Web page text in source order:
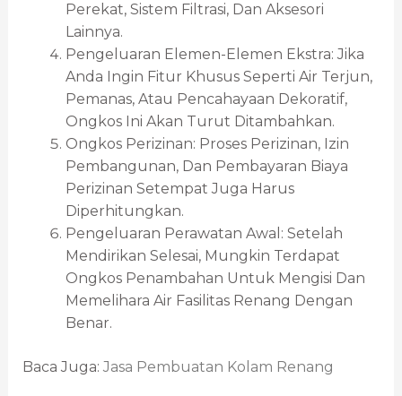
Perekat, Sistem Filtrasi, Dan Aksesori
Lainnya.
Pengeluaran Elemen-Elemen Ekstra: Jika
Anda Ingin Fitur Khusus Seperti Air Terjun,
Pemanas, Atau Pencahayaan Dekoratif,
Ongkos Ini Akan Turut Ditambahkan.
Ongkos Perizinan: Proses Perizinan, Izin
Pembangunan, Dan Pembayaran Biaya
Perizinan Setempat Juga Harus
Diperhitungkan.
Pengeluaran Perawatan Awal: Setelah
Mendirikan Selesai, Mungkin Terdapat
Ongkos Penambahan Untuk Mengisi Dan
Memelihara Air Fasilitas Renang Dengan
Benar.
Baca Juga: Jasa Pembuatan Kolam Renang